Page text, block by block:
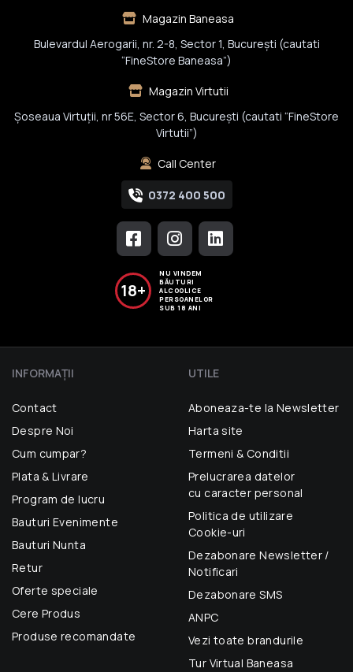
Magazin Baneasa
Bulevardul Aerogarii, nr. 2-8, Sector 1, Bucureşti (cautati
“FineStore Baneasa”)
Magazin Virtutii
Șoseaua Virtuții, nr 56E, Sector 6, București (cautati “FineStore
Virtutii”)
Call Center
0372 400 500
18+
NU VINDEM
BĂUTURI
ALCOOLICE
PERSOANELOR
SUB 18 ANI
INFORMAŢII
Contact
Despre Noi
Cum cumpar?
Plata & Livrare
Program de lucru
Bauturi Evenimente
Bauturi Nunta
Retur
Oferte speciale
Cere Produs
Produse recomandate
UTILE
Aboneaza-te la Newsletter
Harta site
Termeni & Conditii
Prelucrarea datelor
cu caracter personal
Politica de utilizare
Cookie-uri
Dezabonare Newsletter /
Notificari
Dezabonare SMS
ANPC
Vezi toate brandurile
Tur Virtual Baneasa